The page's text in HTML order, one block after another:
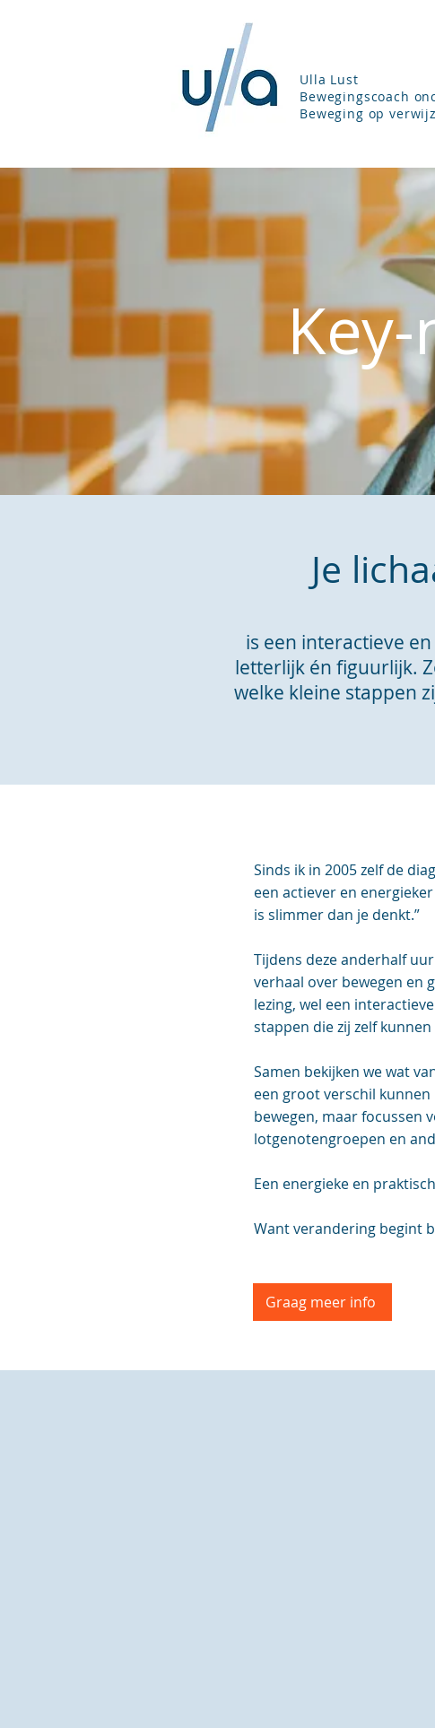
Ulla Lust
Bewegingscoach
Beweging op
Je
is een interactieve
letterlijk én figuurlijk.
welke kleine stappen
Sinds ik in 2005 zelf de
een actiever en
is slimmer dan je denkt.”
Tijdens deze anderhalf
verhaal over bewegen en
lezing, wel een
stappen die zij zelf kunnen
Samen bekijken we wat
een groot verschil
bewegen, maar focussen
lotgenotengroepen en
Een energieke en
Want verandering begint
Graag meer info